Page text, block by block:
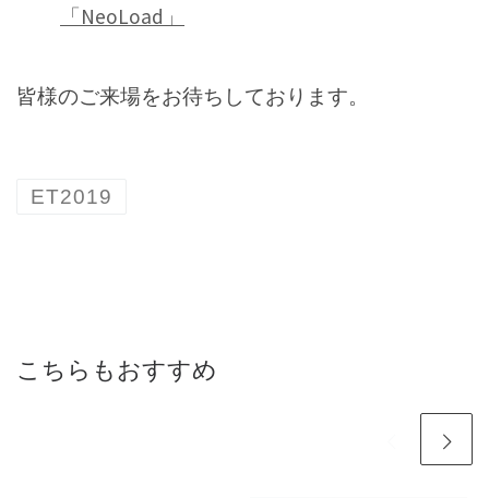
「NeoLoad」
皆様のご来場をお待ちしております。
ET2019
こちらもおすすめ